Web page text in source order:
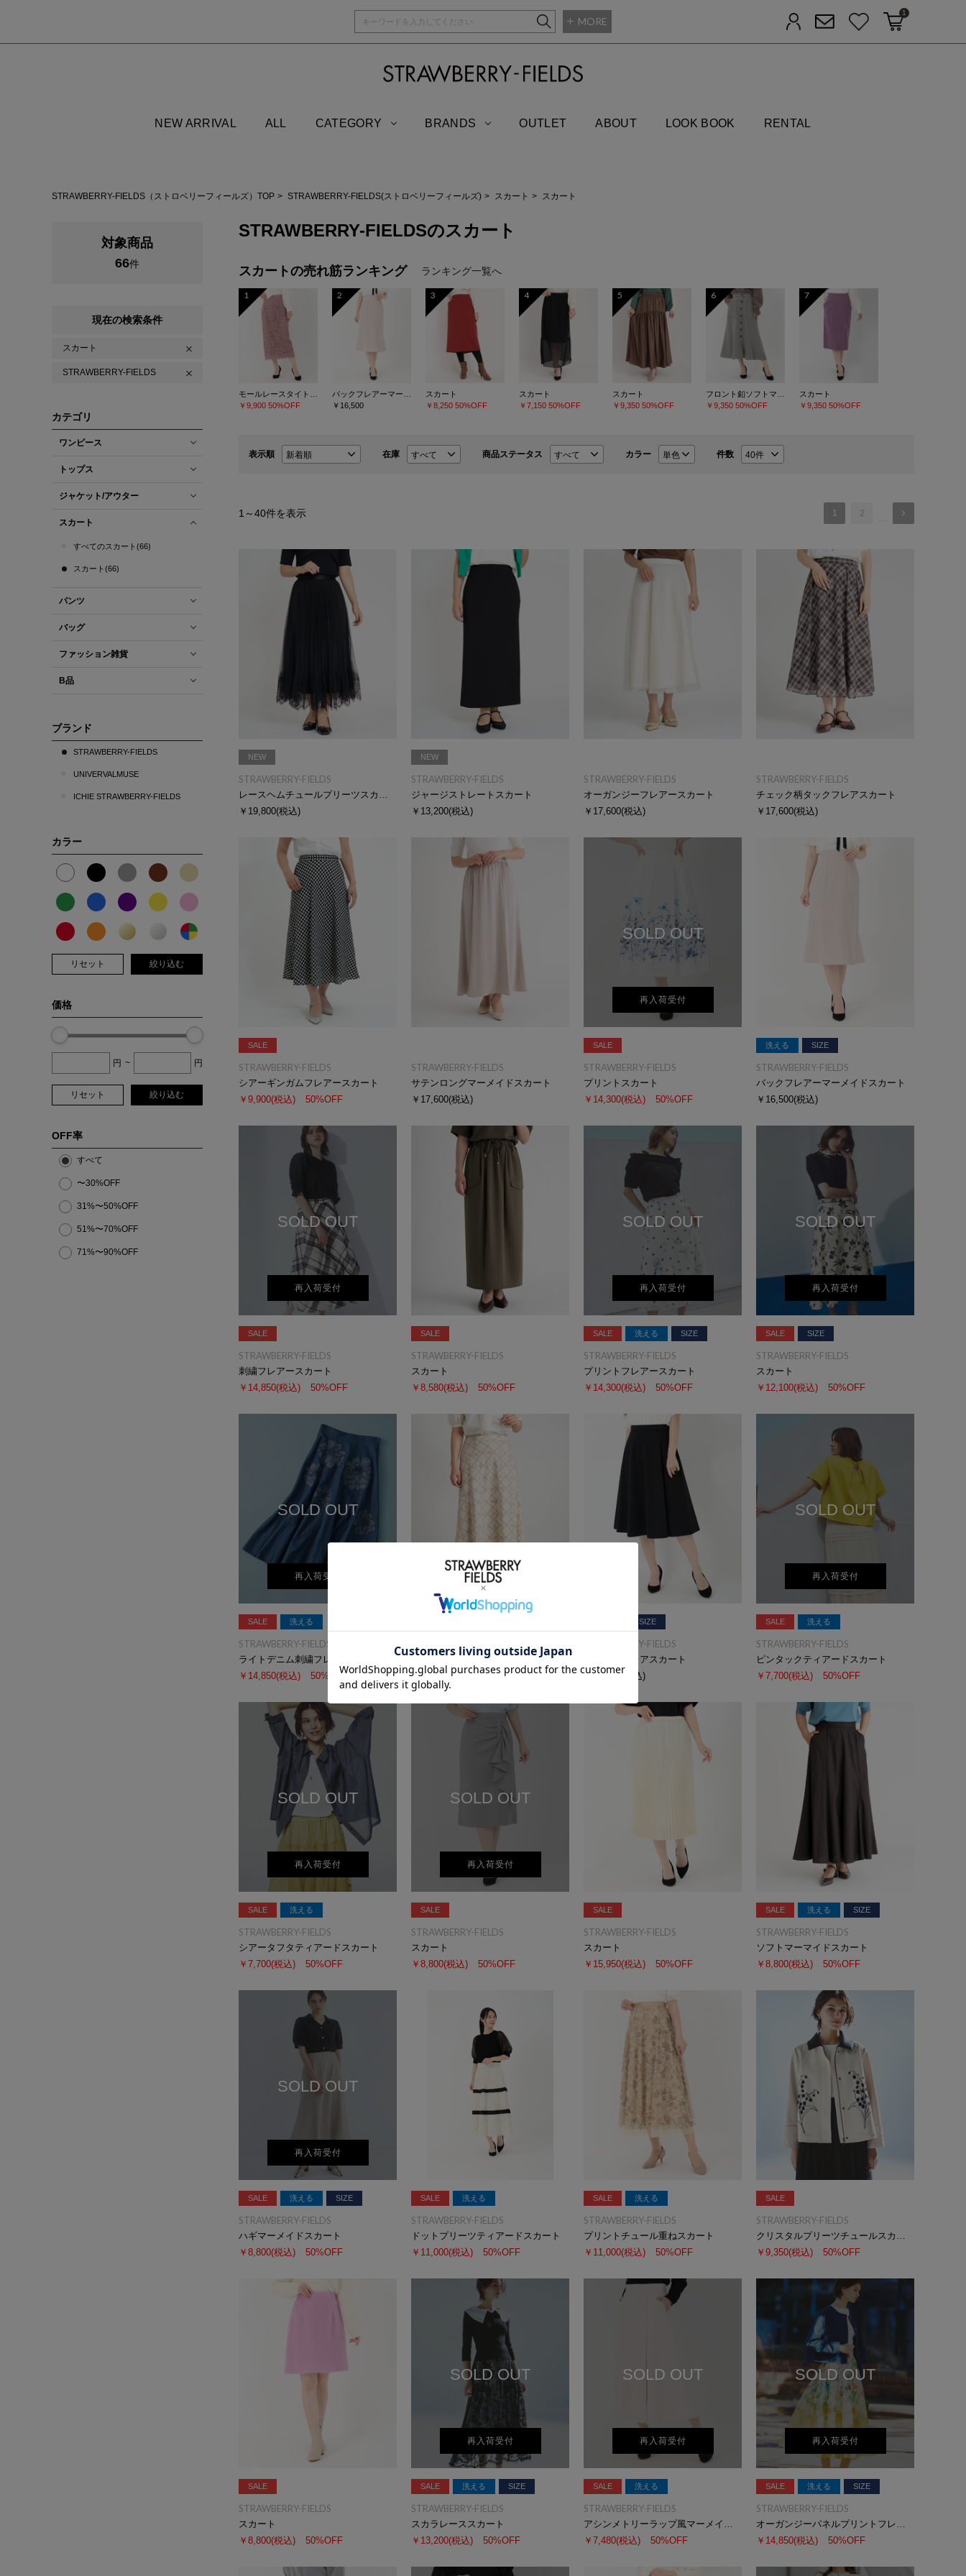
MORE ログイン メルマガ登録お気に入りカートに入れる
1
NEW ARRIVAL ALL CATEGORY BRANDS OUTLET ABOUT LOOK BOOK RENTAL
STRAWBERRY-FIELDS（ストロベリーフィールズ）TOP STRAWBERRY-FIELDS(ストロベリーフィールズ) スカート スカート
対象商品
66件
現在の検索条件
スカート
STRAWBERRY-FIELDS
カテゴリ
ワンピース
トップス
ジャケット/アウター
スカート
すべてのスカート(66)
スカート(66)
パンツ
バッグ
ファッション雑貨
B品
ブランド
STRAWBERRY-FIELDS
UNIVERVALMUSE
ICHIE STRAWBERRY-FIELDS
カラー
リセット 絞り込む
価格
円 ~ 円
リセット 絞り込む
OFF率
すべて
〜30%OFF
31%〜50%OFF
51%〜70%OFF
71%〜90%OFF
STRAWBERRY-FIELDSのスカート
スカートの売れ筋ランキング ランキング一覧へ
1
￥9,900 50%OFF
2
￥16,500
3
スカート
￥8,250 50%OFF
4
スカート
￥7,150 50%OFF
5
スカート
￥9,350 50%OFF
6
￥9,350 50%OFF
7
スカート
￥9,350 50%OFF
表示順 在庫 商品ステータス カラー 件数
1 ～40件を表示 1 2 …
NEW
STRAWBERRY-FIELDS
レースヘムチュールプリーツスカート
￥19,800(税込)
NEW
STRAWBERRY-FIELDS
ジャージストレートスカート
￥13,200(税込)
STRAWBERRY-FIELDS
オーガンジーフレアースカート
￥17,600(税込)
STRAWBERRY-FIELDS
チェック柄タックフレアスカート
￥17,600(税込)
SALE
STRAWBERRY-FIELDS
シアーギンガムフレアースカート
￥9,900(税込) 50%OFF
STRAWBERRY-FIELDS
サテンロングマーメイドスカート
￥17,600(税込)
SOLD OUT
再入荷受付
SALE
STRAWBERRY-FIELDS
プリントスカート
￥14,300(税込) 50%OFF
洗える SIZE
STRAWBERRY-FIELDS
バックフレアーマーメイドスカート
￥16,500(税込)
SOLD OUT
再入荷受付
SALE
STRAWBERRY-FIELDS
刺繍フレアースカート
￥14,850(税込) 50%OFF
SALE
STRAWBERRY-FIELDS
スカート
￥8,580(税込) 50%OFF
SOLD OUT
再入荷受付
SALE 洗える SIZE
STRAWBERRY-FIELDS
プリントフレアースカート
￥14,300(税込) 50%OFF
SOLD OUT
再入荷受付
SALE SIZE
STRAWBERRY-FIELDS
スカート
￥12,100(税込) 50%OFF
SOLD OUT
再入荷受付
SALE 洗える
STRAWBERRY-FIELDS
ライトデニム刺繍フレアスカート
￥14,850(税込) 50%OFF
刺繍フレアースカート
￥15,950 (税込) 50%OFF
SIZE
STRAWBERRY-FIELDS
ジャージフレアスカート
￥15,400(税込)
SOLD OUT
再入荷受付
SALE 洗える
STRAWBERRY-FIELDS
ピンタックティアードスカート
￥7,700(税込) 50%OFF
SOLD OUT
再入荷受付
SALE 洗える
STRAWBERRY-FIELDS
シアータフタティアードスカート
￥7,700(税込) 50%OFF
SOLD OUT
再入荷受付
SALE
STRAWBERRY-FIELDS
スカート
￥8,800(税込) 50%OFF
SALE
STRAWBERRY-FIELDS
スカート
￥15,950(税込) 50%OFF
SALE 洗える SIZE
STRAWBERRY-FIELDS
ソフトマーマイドスカート
￥8,800(税込) 50%OFF
SOLD OUT
再入荷受付
SALE 洗える SIZE
STRAWBERRY-FIELDS
ハギマーメイドスカート
￥8,800(税込) 50%OFF
SALE 洗える
STRAWBERRY-FIELDS
ドットプリーツティアードスカート
￥11,000(税込) 50%OFF
SALE 洗える
STRAWBERRY-FIELDS
プリントチュール重ねスカート
￥11,000(税込) 50%OFF
SALE
STRAWBERRY-FIELDS
クリスタルプリーツチュールスカート
￥9,350(税込) 50%OFF
SALE
STRAWBERRY-FIELDS
スカート
￥8,800(税込) 50%OFF
SOLD OUT
再入荷受付
SALE 洗える SIZE
STRAWBERRY-FIELDS
スカラレーススカート
￥13,200(税込) 50%OFF
SOLD OUT
再入荷受付
SALE 洗える
STRAWBERRY-FIELDS
アシンメトリーラップ風マーメイドスカート
￥7,480(税込) 50%OFF
SOLD OUT
再入荷受付
SALE 洗える SIZE
STRAWBERRY-FIELDS
オーガンジーパネルプリントフレアースカート
￥14,850(税込) 50%OFF